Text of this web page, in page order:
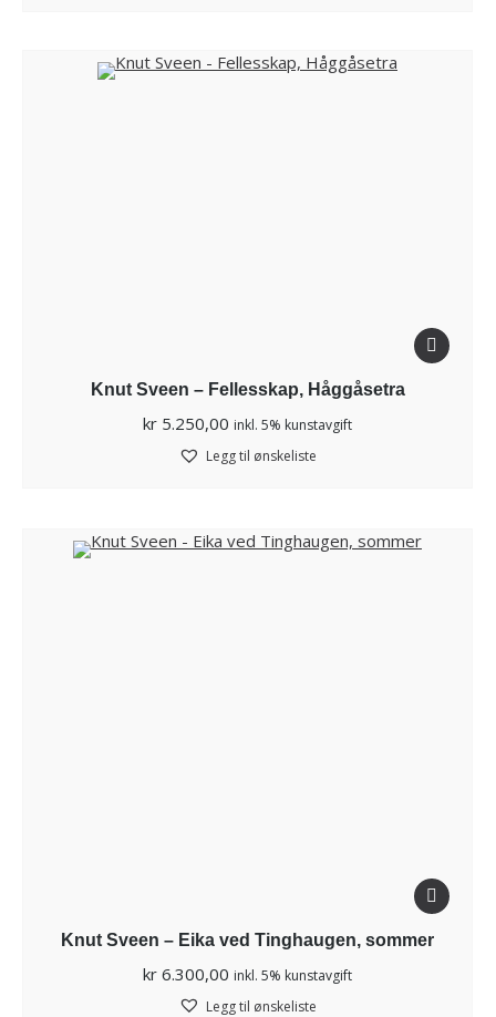
Knut Sveen – Fellesskap, Håggåsetra
kr 5.250,00 inkl. 5% kunstavgift
Legg til ønskeliste
Knut Sveen – Eika ved Tinghaugen, sommer
kr 6.300,00 inkl. 5% kunstavgift
Legg til ønskeliste